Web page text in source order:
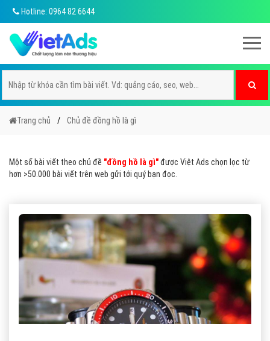
Hotline: 0964 82 6644
Trang chủ Chủ đề đồng hồ là gì
Một số bài viết theo chủ đề "đồng hồ là gì"được Việt Ads chọn lọc từ
hơn >50.000 bài viết trên web gửi tới quý bạn đọc.